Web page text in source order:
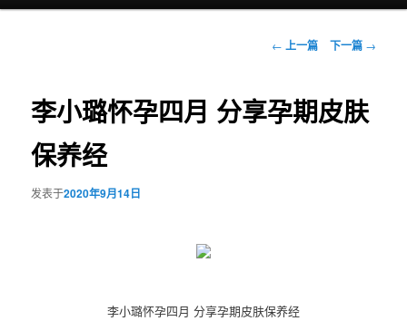
文
航
← 上一篇 下一篇 →
李小璐怀孕四月 分享孕期皮肤
保养经
发表于2020年9月14日
李小璐怀孕四月 分享孕期皮肤保养经